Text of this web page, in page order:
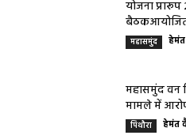
योजना
महासमुंद
महासमुंद वन
मामले में
पिथौरा हेमंत